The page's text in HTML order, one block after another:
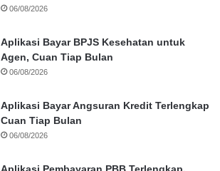
06/08/2026
Aplikasi Bayar BPJS Kesehatan untuk
Agen, Cuan Tiap Bulan
06/08/2026
Aplikasi Bayar Angsuran Kredit Terlengkap
Cuan Tiap Bulan
06/08/2026